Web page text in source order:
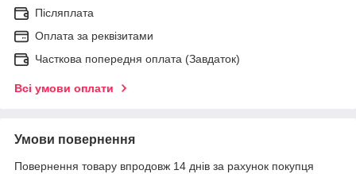
Післяплата
Оплата за реквізитами
Часткова попередня оплата (Завдаток)
Всі умови оплати
Умови повернення
Повернення товару впродовж 14 днів за рахунок покупця